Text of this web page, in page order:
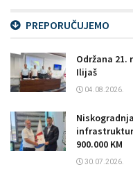
PREPORUČUJEMO
Održana 21.
Ilijaš
04.08.2026.
900.000 KM
30.07.2026.